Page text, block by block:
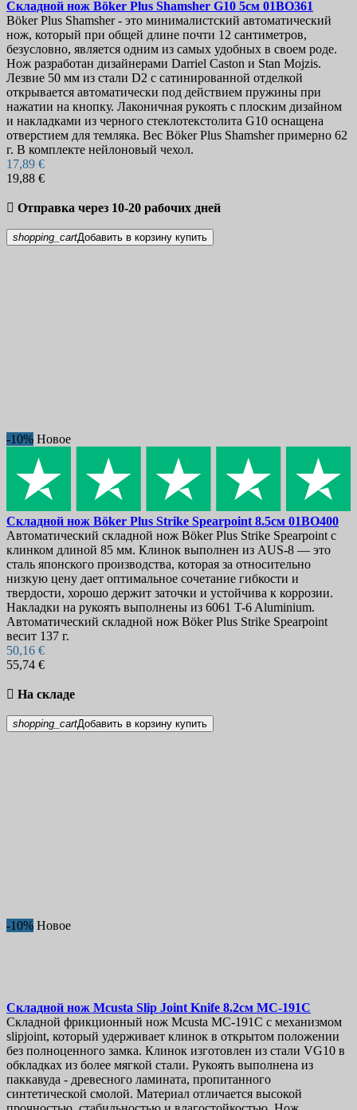
Складной нож Böker Plus Shamsher G10 5см 01BO361
Böker Plus Shamsher - это минималистский автоматический
нож, который при общей длине почти 12 сантиметров,
безусловно, является одним из самых удобных в своем роде.
Нож разработан дизайнерами Darriel Caston и Stan Mojzis.
Лезвие 50 мм из стали D2 с сатинированной отделкой
открывается автоматически под действием пружины при
нажатии на кнопку. Лаконичная рукоять с плоским дизайном
и накладками из черного стеклотекстолита G10 оснащена
отверстием для темляка. Вес Böker Plus Shamsher примерно 62
г. В комплекте нейлоновый чехол.
17,89 €
19,88 €
 Отправка через 10-20 рабочих дней
shopping_cartДобавить в корзину купить
-10% Новое
Складной нож Böker Plus Strike Spearpoint 8.5см 01BO400
Автоматический складной нож Böker Plus Strike Spearpoint с
клинком длиной 85 мм. Клинок выполнен из AUS-8 — это
сталь японского производства, которая за относительно
низкую цену дает оптимальное сочетание гибкости и
твердости, хорошо держит заточки и устойчива к коррозии.
Накладки на рукоять выполнены из 6061 T-6 Aluminium.
Автоматический складной нож Böker Plus Strike Spearpoint
весит 137 г.
50,16 €
55,74 €
 На складе
shopping_cartДобавить в корзину купить
-10% Новое
Складной нож Mcusta Slip Joint Knife 8.2см MC-191C
Складной фрикционный нож Mcusta MC-191C с механизмом
slipjoint, который удерживает клинок в открытом положении
без полноценного замка. Клинок изготовлен из стали VG10 в
обкладках из более мягкой стали. Рукоять выполнена из
паккавуда - древесного ламината, пропитанного
синтетической смолой. Материал отличается высокой